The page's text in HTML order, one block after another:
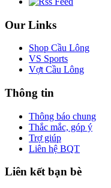
Our Links
Shop Cầu Lông
VS Sports
Vợt Cầu Lông
Thông tin
Thông báo chung
Thắc mắc, góp ý
Trợ giúp
Liên hệ BQT
Liên kết bạn bè